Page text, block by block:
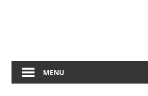
MENU